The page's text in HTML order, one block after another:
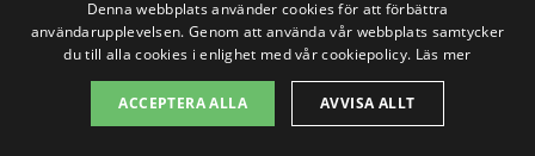
förpliktelser
Denna webbplats använder cookies för att förbättra
användarupplevelsen. Genom att använda vår webbplats samtycker
du till alla cookies i enlighet med vår cookiepolicy. Läs mer
ACCEPTERA ALLA AVVISA ALLT